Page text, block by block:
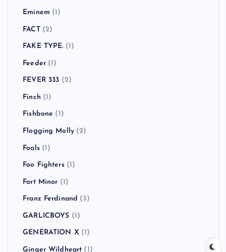
Eminem (1)
FACT(2)
FAKE TYPE. (1)
Feeder(1)
FEVER 333 (2)
Finch (1)
Fishbone (1)
Flogging Molly (2)
Foals(1)
Foo Fighters(1)
Fort Minor (1)
Franz Ferdinand (3)
GARLICBOYS (1)
GENERATION X (1)
Ginger Wildheart (1)